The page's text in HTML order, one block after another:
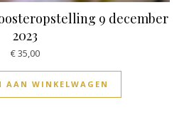
9 december
2023
€35,00
AAN WINKELWAGEN